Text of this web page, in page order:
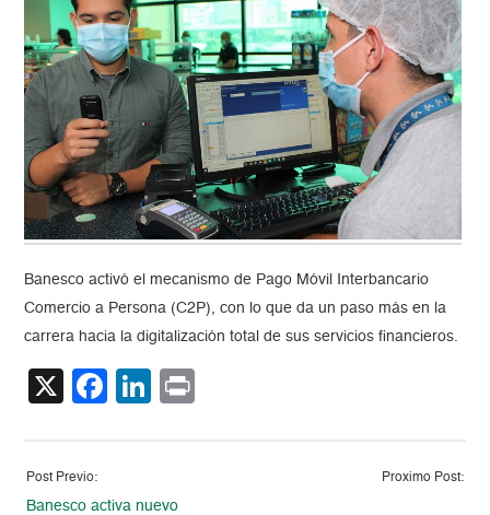
Banesco activó el mecanismo de Pago Móvil Interbancario
Comercio a Persona (C2P), con lo que da un paso más en la
carrera hacia la digitalización total de sus servicios financieros.
X Facebook
LinkedIn
Post Previo:
Banesco activa nuevo
Proximo Post: